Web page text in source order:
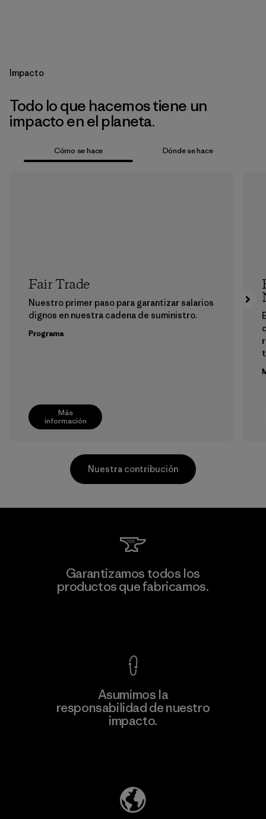
Impacto
Todo lo que hacemos tiene un
impacto en el planeta.
Cómo se hace Dónde se hace
Más
información
Fair Trade
Nuestro primer paso para garantizar salarios
dignos en nuestra cadena de suministro.
Programa
información
Formosa Taffeta Co., Ltd.
Material-supplier
Nuestra contribución
Garantizamos todos los
productos que fabricamos.
Asumimos la
responsabilidad de nuestro
impacto.